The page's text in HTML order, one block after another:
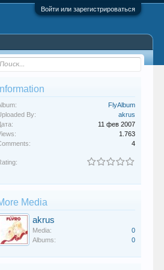
Войти или зарегистрироваться
Information
FlyAlbum
By:
akrus
11 фев 2007
1.763
4
Media
akrus
Media:
0
Albums:
0